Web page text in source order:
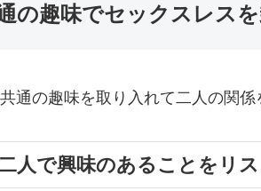
の趣味でセックスレス
通の趣味を取り入れて二人の関係
人で興味のあることをリ